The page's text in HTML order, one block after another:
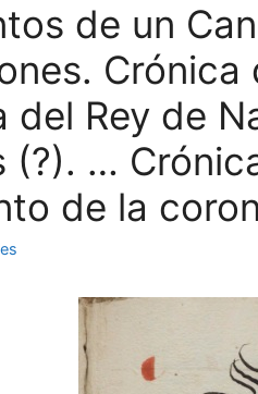
de un
del Rey de
(?). …
de la